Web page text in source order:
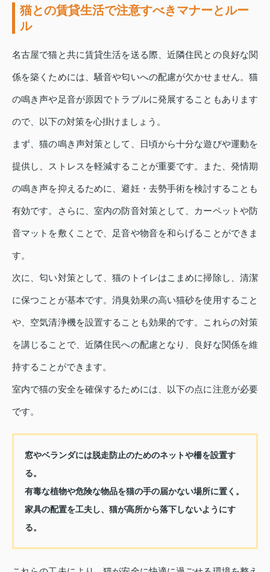
猫との賃貸生活で注意すべきマナーとルー
ル
名古屋で猫と共に賃貸生活を送る際、近隣住民との良好な関
係を築くためには、騒音や匂いへの配慮が欠かせません。猫
の鳴き声や足音が原因でトラブルに発展することもあります
ので、以下の対策を心掛けましょう。
まず、猫の鳴き声対策として、日頃から十分な遊びや運動を
提供し、ストレスを軽減することが重要です。また、発情期
の鳴き声を抑えるために、避妊・去勢手術を検討することも
有効です。さらに、室内の防音対策として、カーペットや防
音マットを敷くことで、足音や物音を和らげることができま
す。
次に、匂い対策として、猫のトイレはこまめに掃除し、清潔
に保つことが基本です。消臭効果の高い猫砂を使用すること
や、空気清浄機を設置することも効果的です。これらの対策
を講じることで、近隣住民への配慮となり、良好な関係を維
持することができます。
室内で猫の安全を確保するためには、以下の点に注意が必要
です。
窓やベランダには脱走防止のためのネットや柵を設置す
る。
有毒な植物や危険な物品を猫の手の届かない場所に置く。
家具の配置を工夫し、猫が高所から落下しないようにす
る。